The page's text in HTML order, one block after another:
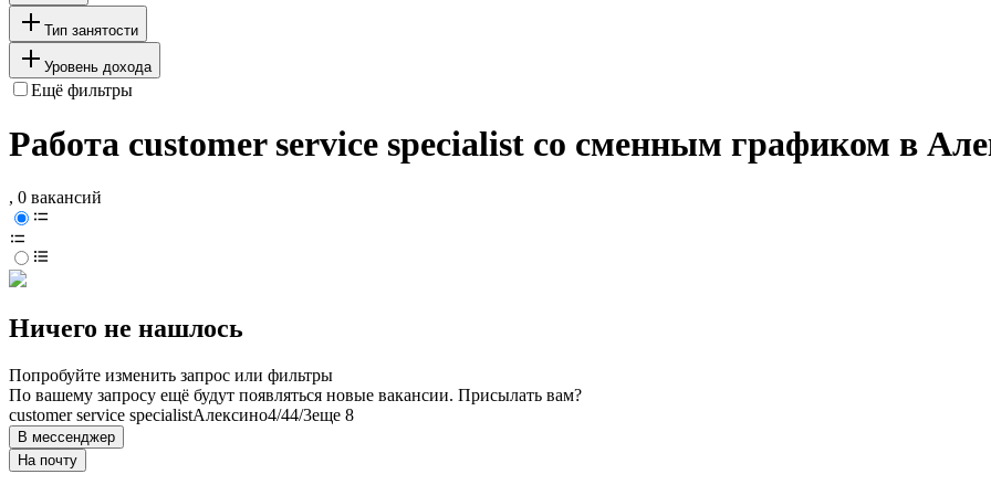
Тип занятости
Уровень дохода
Ещё фильтры
Работа customer service specialist со сменным графиком в
, 0 вакансий
Ничего не нашлось
Попробуйте изменить запрос или фильтры
По вашему запросу ещё будут появляться новые вакансии. Присылать вам?
customer service specialistАлексино4/44/3еще 8
В мессенджер
На почту